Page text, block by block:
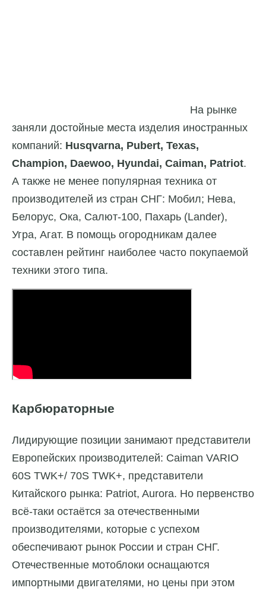
На рынке
заняли достойные места изделия иностранных
компаний: Husqvarna, Pubert, Texas,
Champion, Daewoo, Hyundai, Caiman, Patriot.
А также не менее популярная техника от
производителей из стран СНГ: Мобил; Нева,
Белорус, Ока, Салют-100, Пахарь (Lander),
Угра, Агат. В помощь огородникам далее
составлен рейтинг наиболее часто покупаемой
техники этого типа.
Карбюраторные
Лидирующие позиции занимают представители
Европейских производителей: Caiman VARIO
60S TWK+/ 70S TWK+, представители
Китайского рынка: Patriot, Aurora. Но первенство
всё-таки остаётся за отечественными
производителями, которые с успехом
обеспечивают рынок России и стран СНГ.
Отечественные мотоблоки оснащаются
импортными двигателями, но цены при этом